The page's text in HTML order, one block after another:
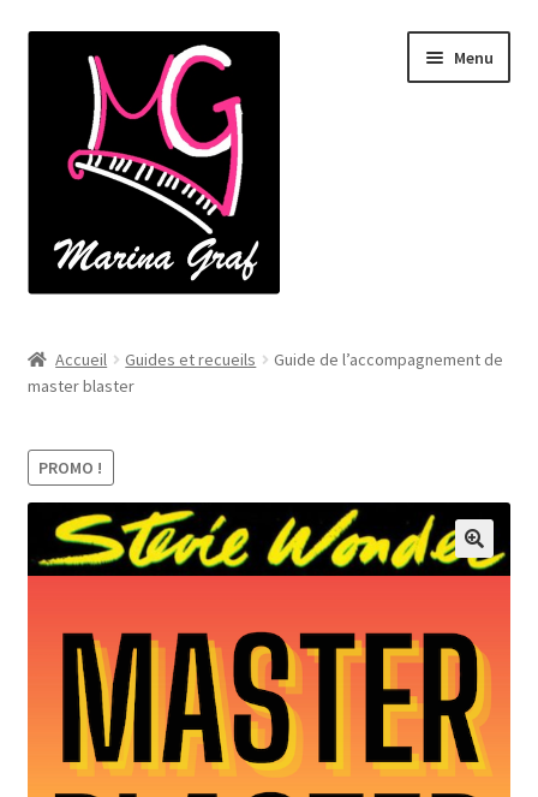
navigation
contenu
Menu
À propos
Catalogue
Cours de piano
Pianiste / Chanteuse
Chorales
Narratrice
BLOG
Accueil Guides et recueils
Guide de l’accompagnement de
master blaster
PROMO !
🔍